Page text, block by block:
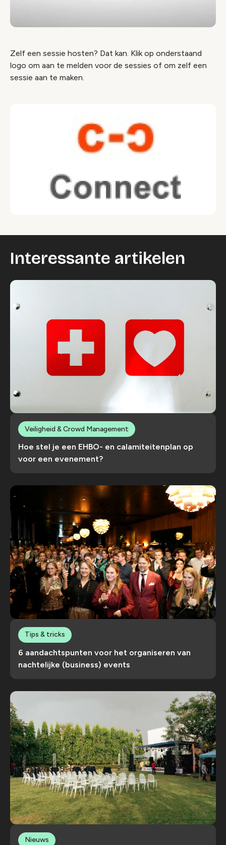
Zelf een sessie hosten? Dat kan. Klik op onderstaand
logo om aan te melden voor de sessies of om zelf een
sessie aan te maken.
Interessante artikelen
Hoe stel je een EHBO- en calamiteitenplan op
voor een evenement?
Veiligheid & Crowd Management
6 aandachtspunten voor het organiseren van
nachtelijke (business) events
Tips & tricks
Nieuws